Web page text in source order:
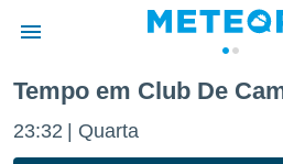
da
Tempo em Club De
23:32 Quarta